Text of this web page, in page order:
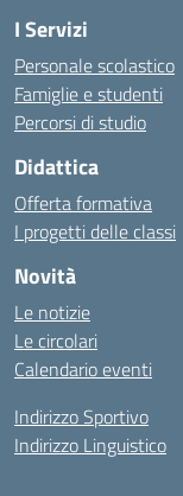
I Servizi
Personale scolastico
Famiglie e studenti
Percorsi di studio
Didattica
Offerta formativa
I progetti delle classi
Novità
Le notizie
Le circolari
Calendario eventi
Indirizzo Sportivo
Indirizzo Linguistico